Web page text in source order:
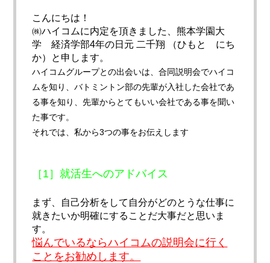
こんにちは！
㈱ハイコムに内定を頂きました、熊本学園大
学 経済学部4年の日元 二千翔 （ひもと にち
か）と申します。
ハイコムグループとの出会いは、合同説明会でハイコ
ムを知り、バトミントン部の先輩が入社した会社であ
る事を知り、先輩からとてもいい会社である事を聞い
た事です。
それでは、私から3つの事をお伝えします
［1］就活生へのアドバイス
まず、 自己分析をして自分がどのとうな仕事に
就きたいか明確にすること だ大事だと思いま
す。
悩んでいるならハイコムの説明会に行く
ことをお勧めします。